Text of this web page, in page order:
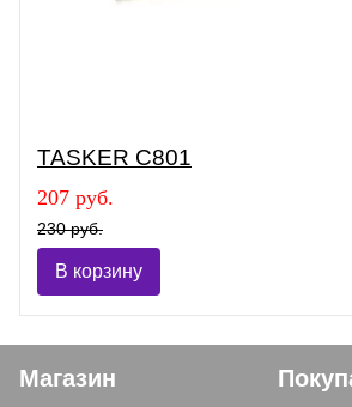
TASKER C801
207 руб.
230 руб.
В корзину
Магазин